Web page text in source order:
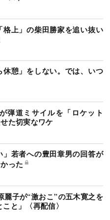
上」の柴田勝家を追い抜い
憩」をしない。では、いつ
弾道ミサイルを「ロケット
た切実なワケ
」若者への豊田章男の回答が
った
麗子が“激おこ”の五木寛之を
と」〈再配信〉